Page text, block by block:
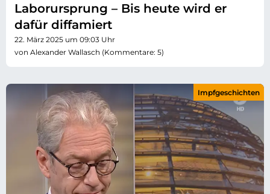
Laborursprung – Bis heute wird er
dafür diffamiert
22. März 2025 um 09:03 Uhr
von Alexander Wallasch (Kommentare: 5)
Impfgeschichten